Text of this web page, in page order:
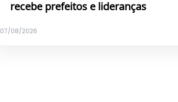
recebe prefeitos e lideranças
07/08/2026